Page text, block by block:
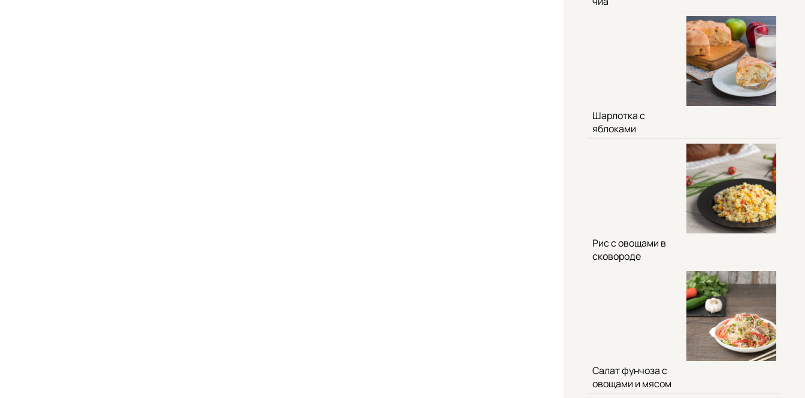
Шарлотка с
яблоками
Рис с овощами в
сковороде
Салат фунчоза с
овощами и мясом